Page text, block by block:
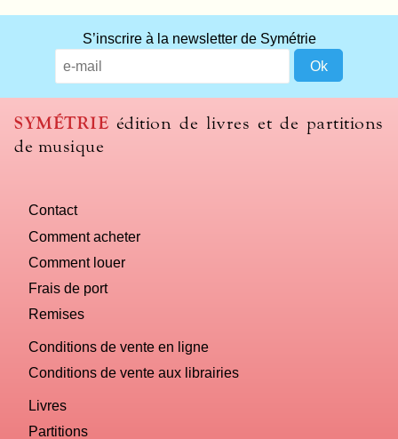
S’inscrire à la newsletter de Symétrie
SYMÉTRIE édition de livres et de partitions
de musique
Contact
Comment acheter
Comment louer
Frais de port
Remises
Conditions de vente en ligne
Conditions de vente aux librairies
Livres
Partitions